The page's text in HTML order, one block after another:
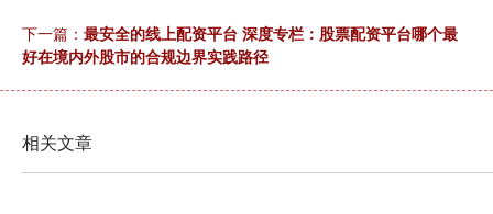
下一篇： 最安全的线上配资平台 深度专栏：股票配资平台哪个最
好在境内外股市的合规边界实践路径
相关文章